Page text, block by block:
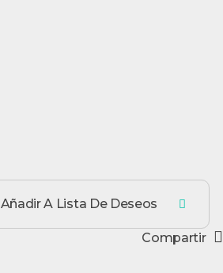
Añadir A Lista De Deseos
Compartir